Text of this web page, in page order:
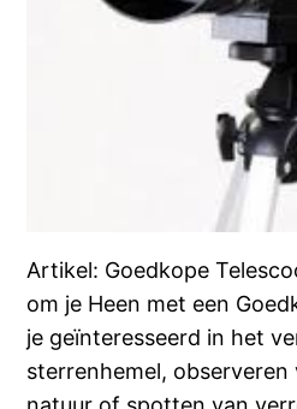
Artikel: Goedkope
om je Heen met een
je geïnteresseerd in het
sterrenhemel, observeren